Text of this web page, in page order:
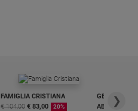
FAMIGLIA CRISTIANA
€ 104,00 € 83,00 20%
GBABY
❯